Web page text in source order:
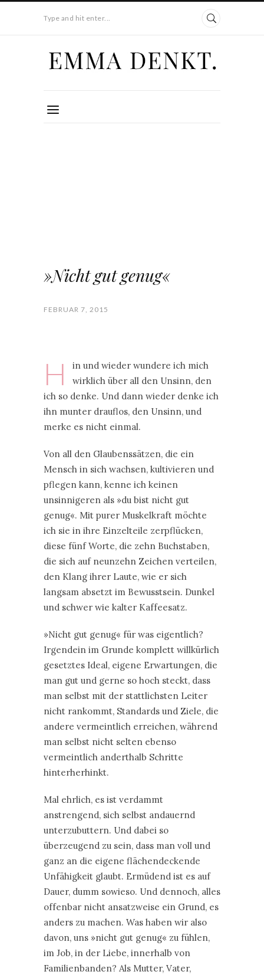
Type and hit enter...
»Nicht gut genug«
FEBRUAR 7, 2015
H
in und wieder wundere ich mich
wirklich über all den Unsinn, den
ich so denke. Und dann wieder denke ich
ihn munter drauflos, den Unsinn, und
merke es nicht einmal.
Von all den Glaubenssätzen, die ein
Mensch in sich wachsen, kultivieren und
pflegen kann, kenne ich keinen
unsinnigeren als »du bist nicht gut
genug«. Mit purer Muskelkraft möchte
ich sie in ihre Einzelteile zerpflücken,
diese fünf Worte, die zehn Buchstaben,
die sich auf neunzehn Zeichen verteilen,
den Klang ihrer Laute, wie er sich
langsam absetzt im Bewusstsein. Dunkel
und schwer wie kalter Kaffeesatz.
»Nicht gut genug« für was eigentlich?
Irgendein im Grunde komplett willkürlich
gesetztes Ideal, eigene Erwartungen, die
man gut und gerne so hoch steckt, dass
man selbst mit der stattlichsten Leiter
nicht rankommt, Standards und Ziele, die
andere vermeintlich erreichen, während
man selbst nicht selten ebenso
vermeintlich anderthalb Schritte
hinterherhinkt.
Mal ehrlich, es ist verdammt
anstrengend, sich selbst andauernd
unterzubuttern. Und dabei so
überzeugend zu sein, dass man voll und
ganz an die eigene flächendeckende
Unfähigkeit glaubt. Ermüdend ist es auf
Dauer, dumm sowieso. Und dennoch, alles
offenbar nicht ansatzweise ein Grund, es
anders zu machen. Was haben wir also
davon, uns »nicht gut genug« zu fühlen,
im Job, in der Liebe, innerhalb von
Familienbanden? Als Mutter, Vater,